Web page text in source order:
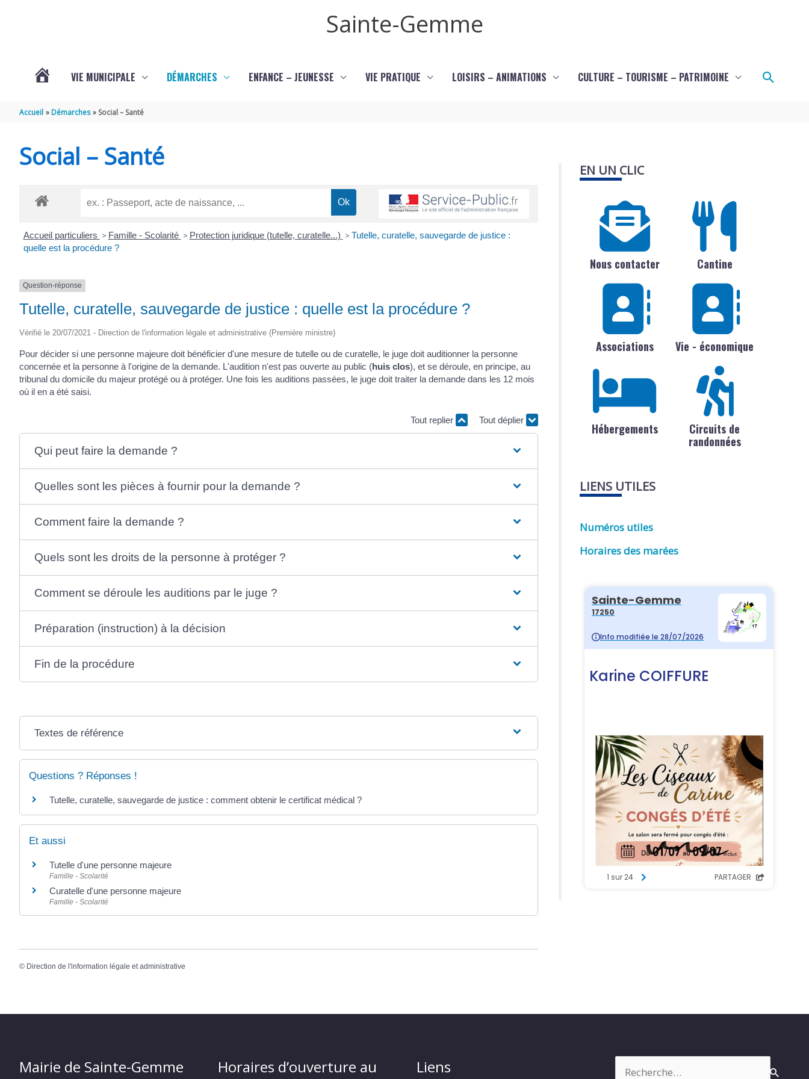
Sainte-Gemme
GEMME
VIE MUNICIPALE DÉMARCHES ENFANCE – JEUNESSE VIE PRATIQUE LOISIRS – ANIMATIONS CULTURE – TOURISME – PATRIMOINE
Accueil Démarches Social – Santé
Social – Santé
Accueil particuliers > Famille - Scolarité > Protection juridique (tutelle, curatelle...) > Tutelle, curatelle, sauvegarde de justice :
quelle est la procédure ?
Question-réponse
Tutelle, curatelle, sauvegarde de justice : quelle est la procédure ?
Vérifié le 20/07/2021 - Direction de l'information légale et administrative (Première ministre)
Pour décider si une personne majeure doit bénéficier d'une mesure de tutelle ou de curatelle, le juge doit auditionner la personne
concernée et la personne à l'origine de la demande. L'audition n'est pas ouverte au public (huis clos), et se déroule, en principe, au
tribunal du domicile du majeur protégé ou à protéger. Une fois les auditions passées, le juge doit traiter la demande dans les 12 mois
où il en a été saisi.
Tout replier Tout déplier
Qui peut faire la demande ?
Quelles sont les pièces à fournir pour la demande ?
Comment faire la demande ?
Quels sont les droits de la personne à protéger ?
Comment se déroule les auditions par le juge ?
Préparation (instruction) à la décision
Fin de la procédure
Textes de référence
Questions ? Réponses !
Tutelle, curatelle, sauvegarde de justice : comment obtenir le certificat médical ?
Et aussi
Tutelle d'une personne majeure
Famille - Scolarité
Curatelle d'une personne majeure
Famille - Scolarité
© Direction de l'information légale et administrative
EN UN CLIC
Nous contacter Cantine
Associations Vie - économique
Hébergements
Circuits de
randonnées
LIENS UTILES
Numéros utiles
Horaires des marées
Mairie de Sainte-Gemme
Horaires d’ouverture au
Liens